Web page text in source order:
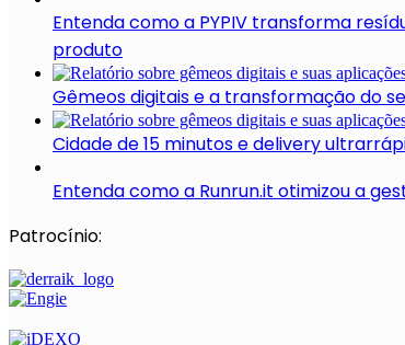
Entenda como a PYPIV transforma
produto
Gêmeos digitais e a transformação do
Cidade de 15 minutos e delivery
Entenda como a Runrun.it otimizou a
Patrocínio: